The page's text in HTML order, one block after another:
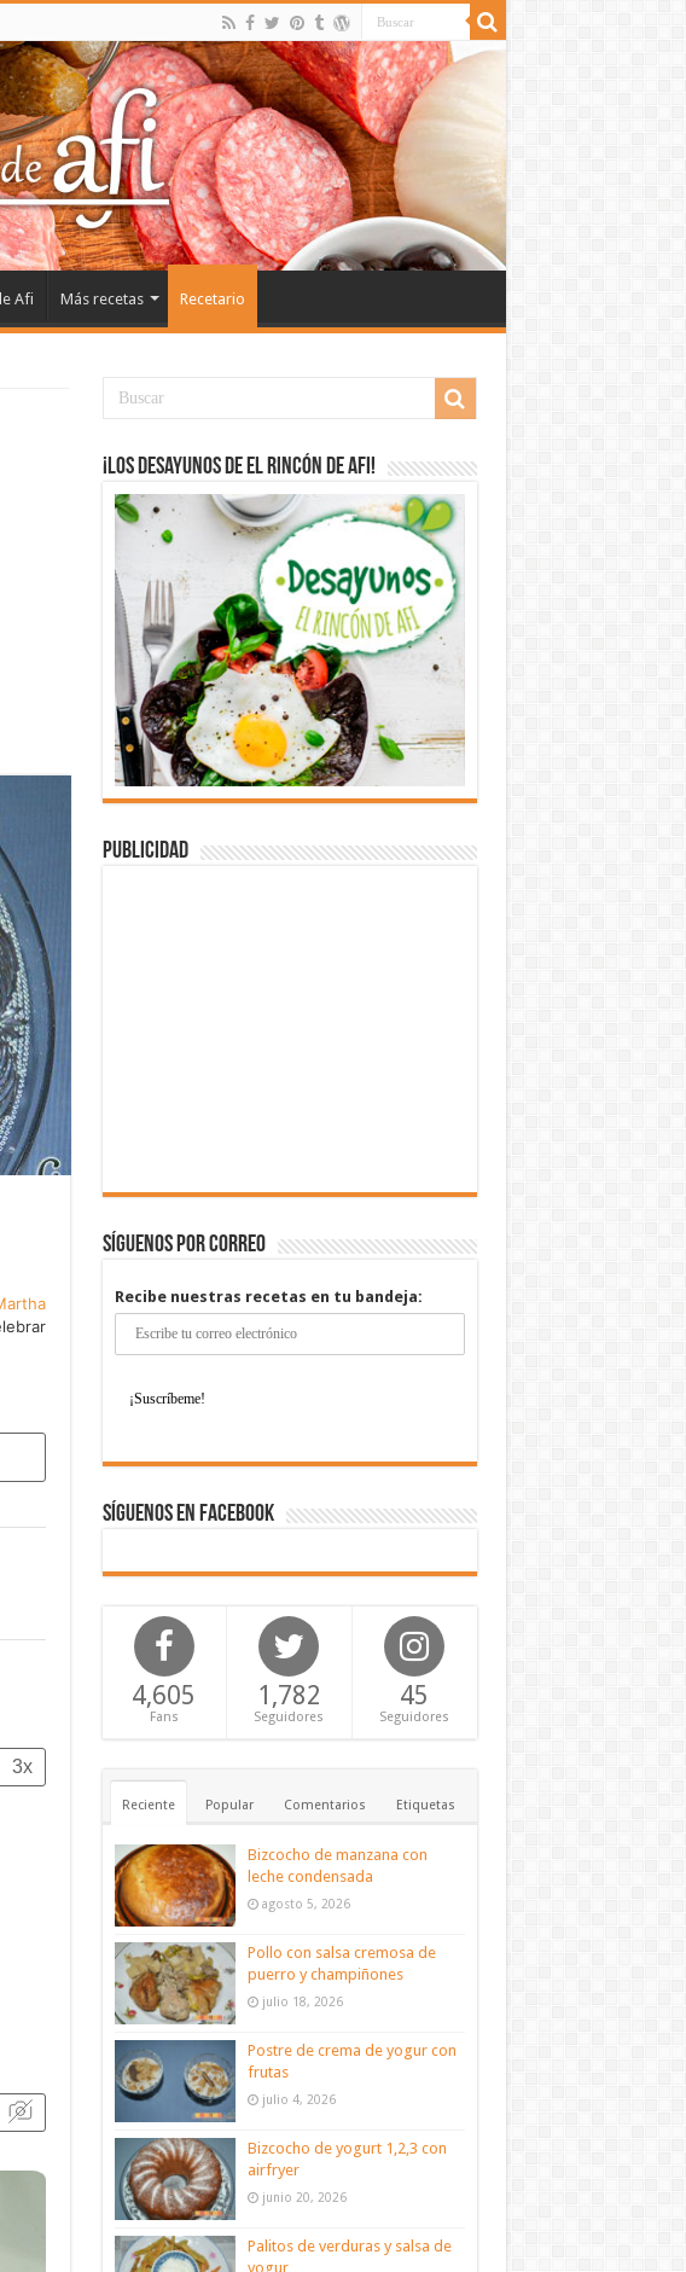
Afi Más recetas Recetario
3x
¡Los desayunos de El Rincón de Afi!
Publicidad
Síguenos por correo
Recibe nuestras recetas en tu bandeja:
Síguenos en Facebook
4,605
Fans
1,782
Seguidores
45
Seguidores
Reciente Popular Comentarios Etiquetas
Bizcocho de manzana con
leche condensada
agosto 5, 2026
Pollo con salsa cremosa de
puerro y champiñones
julio 18, 2026
Postre de crema de yogur con
frutas
julio 4, 2026
Bizcocho de yogurt 1,2,3 con
airfryer
junio 20, 2026
Palitos de verduras y salsa de
yogur